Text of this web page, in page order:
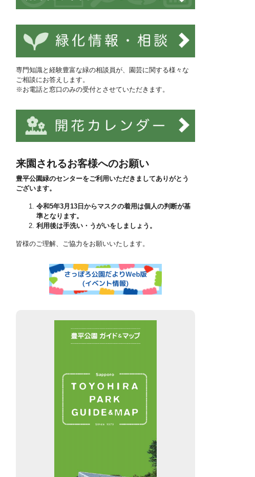
専門知識と経験豊富な緑の相談員が、園芸に関する様々な
ご相談にお答えします。
※お電話と窓口のみの受付とさせていただきます。
来園されるお客様へのお願い
豊平公園緑のセンターをご利用いただきましてありがとう
ございます。
令和5年3月13日からマスクの着用は個人の判断が基
準となります。
利用後は手洗い・うがいをしましょう。
皆様のご理解、ご協力をお願いいたします。